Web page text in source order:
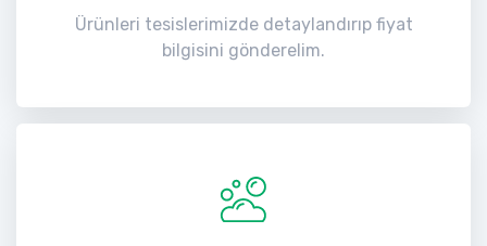
Ürünleri tesislerimizde detaylandırıp fiyat
bilgisini gönderelim.